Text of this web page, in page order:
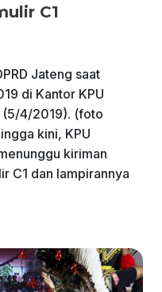
C1
Jateng saat
di Kantor KPU
(5/4/2019). (foto
kini, KPU
kiriman
C1 dan lampirannya